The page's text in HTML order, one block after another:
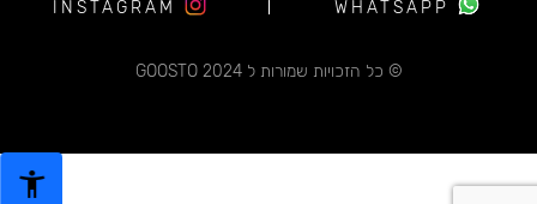
© כל הזכויות שמורות ל 2024 GOOSTO
WHATSAPP
INSTAGRAM